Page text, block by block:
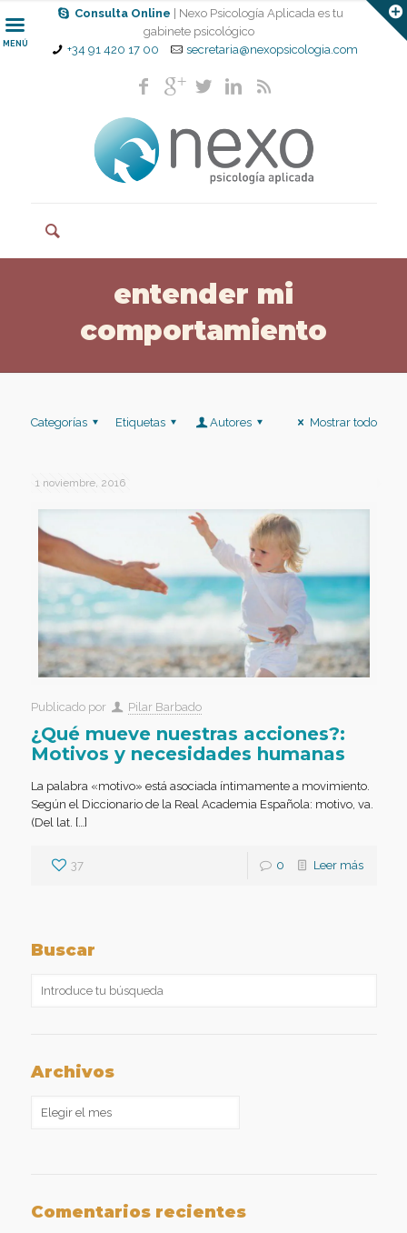
Consulta Online
| Nexo Psicología Aplicada es tu
gabinete psicológico
+34 91 420 17 00
secretaria@nexopsicologia.com
MENÚ
entender mi
comportamiento
Categorías Etiquetas Autores Mostrar todo
1 noviembre, 2016
Publicado por Pilar Barbado
¿Qué mueve nuestras acciones?:
Motivos y necesidades humanas
La palabra «motivo» está asociada íntimamente a movimiento.
Según el Diccionario de la Real Academia Española: motivo, va.
(Del lat. […]
37 0 Leer más
Buscar
Archivos
Comentarios recientes